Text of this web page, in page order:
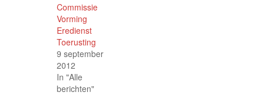
Commissie
Vorming
Eredienst
Toerusting
9 september
2012
In "Alle
berichten"